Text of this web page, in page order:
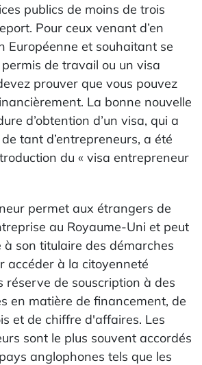
publics de moins de trois
Pour ceux venant d’en
Européenne et souhaitant se
de travail ou un visa
prouver que vous pouvez
La bonne nouvelle
d’obtention d’un visa, qui a
tant d’entrepreneurs, a été
du « visa entrepreneur
permet aux étrangers de
au Royaume-Uni et peut
son titulaire des démarches
accéder à la citoyenneté
réserve de souscription à des
en matière de financement, de
et de chiffre d'affaires. Les
sont le plus souvent accordés
anglophones tels que les